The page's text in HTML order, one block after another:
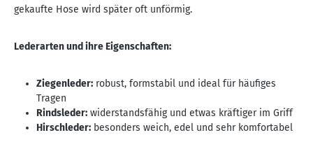
gekaufte Hose wird später oft unförmig.
Lederarten und ihre Eigenschaften:
Ziegenleder: robust, formstabil und ideal für häufiges
Tragen
Rindsleder: widerstandsfähig und etwas kräftiger im Griff
Hirschleder: besonders weich, edel und sehr komfortabel